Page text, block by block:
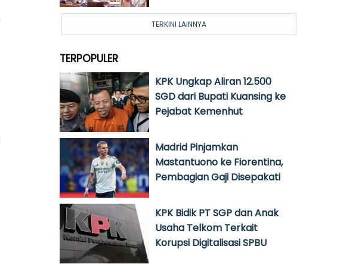
TERKINI LAINNYA
TERPOPULER
KPK Ungkap Aliran 12.500
SGD dari Bupati Kuansing ke
Pejabat Kemenhut
Madrid Pinjamkan
Mastantuono ke Fiorentina,
Pembagian Gaji Disepakati
KPK Bidik PT SGP dan Anak
Usaha Telkom Terkait
Korupsi Digitalisasi SPBU